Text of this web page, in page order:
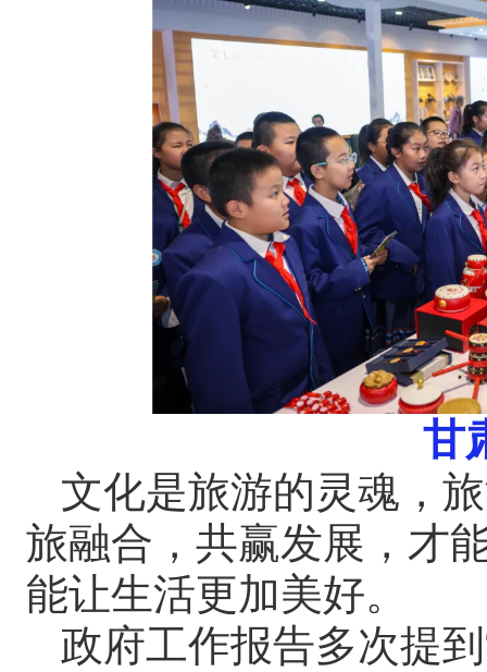
甘
文化是旅游的灵魂，
旅融合，共赢发展，才
能让生活更加美好。
政府工作报告多次提到